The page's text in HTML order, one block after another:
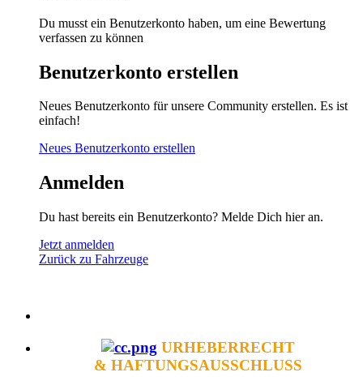
Du musst ein Benutzerkonto haben, um eine Bewertung
verfassen zu können
Benutzerkonto erstellen
Neues Benutzerkonto für unsere Community erstellen. Es ist
einfach!
Neues Benutzerkonto erstellen
Anmelden
Du hast bereits ein Benutzerkonto? Melde Dich hier an.
Jetzt anmelden
Zurück zu Fahrzeuge
URHEBERRECHT
& HAFTUNGSAUSSCHLUSS